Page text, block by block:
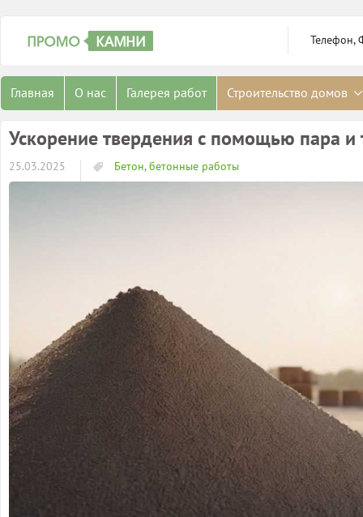
Телефон,
Главная О нас Галерея работ Строительство домов
Ускорение твердения с помощью пара и
25.03.2025 Бетон, бетонные работы